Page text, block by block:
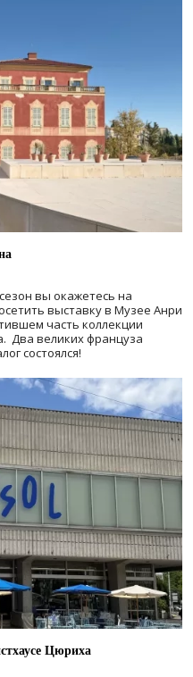
вы окажетесь на
выставку в Музее Анри
часть коллекции
Два великих француза
состоялся!
Цюриха